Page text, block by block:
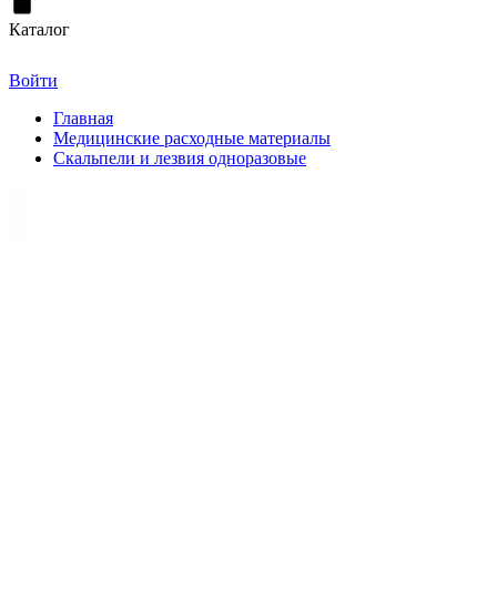
Каталог
Войти
Главная
Медицинские расходные материалы
Скальпели и лезвия одноразовые